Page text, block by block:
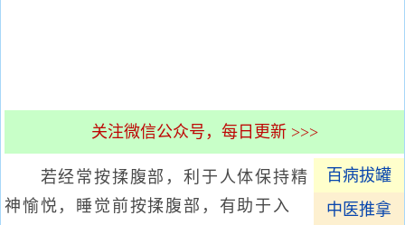
关注微信公众号，每日更新 >>>
百病拔罐
中医推拿
若经常按揉腹部，利于人体保持精
神愉悦，睡觉前按揉腹部，有助于入